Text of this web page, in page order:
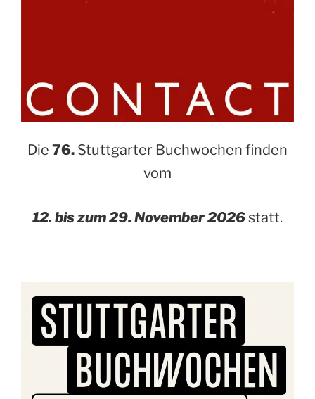
Die 76. Stuttgarter Buchwochen finden
vom
12. bis zum 29. November 2026statt.